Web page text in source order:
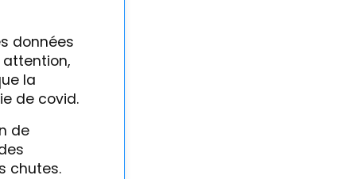
données
attention,
la
de covid.
de
chutes.